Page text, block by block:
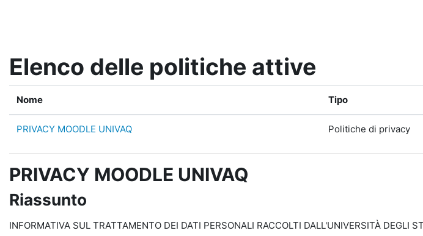
Elenco delle politiche attive
Nome Tipo
PRIVACY MOODLE UNIVAQ Politiche di privacy
PRIVACY MOODLE UNIVAQ
Riassunto
INFORMATIVA SUL TRATTAMENTO DEI DATI PERSONALI RACCOLTI DALL'UNIVERSITÀ DEGLI